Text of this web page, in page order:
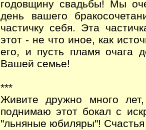
годовщину свадьбы! Мы
день вашего
частичку себя. Эта
этот - не что иное, как
его, и пусть пламя очага
Вашей семье!
***
Живите дружно много
поднимаю этот бокал с
"льняные юбиляры"!